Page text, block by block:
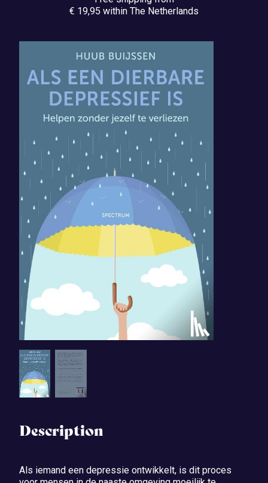
Description
Als iemand een depressie ontwikkelt, is dit proces
€ 19,95 within The Netherlands